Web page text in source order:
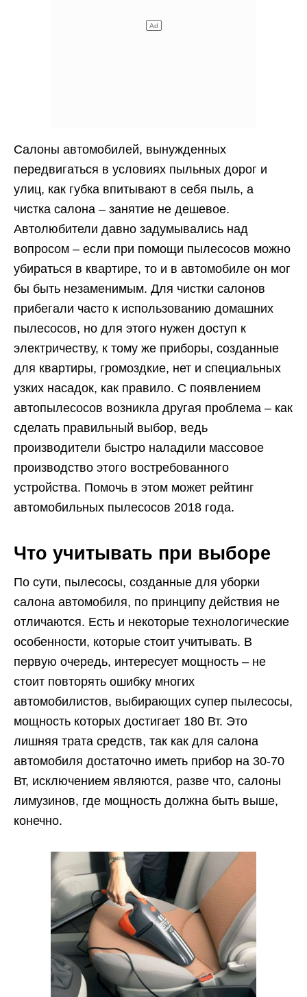
Салоны автомобилей, вынужденных
передвигаться в условиях пыльных дорог и
улиц, как губка впитывают в себя пыль, а
чистка салона – занятие не дешевое.
Автолюбители давно задумывались над
вопросом – если при помощи пылесосов можно
убираться в квартире, то и в автомобиле он мог
бы быть незаменимым. Для чистки салонов
прибегали часто к использованию домашних
пылесосов, но для этого нужен доступ к
электричеству, к тому же приборы, созданные
для квартиры, громоздкие, нет и специальных
узких насадок, как правило. С появлением
автопылесосов возникла другая проблема – как
сделать правильный выбор, ведь
производители быстро наладили массовое
производство этого востребованного
устройства. Помочь в этом может рейтинг
автомобильных пылесосов 2018 года.
Что учитывать при выборе
По сути, пылесосы, созданные для уборки
салона автомобиля, по принципу действия не
отличаются. Есть и некоторые технологические
особенности, которые стоит учитывать. В
первую очередь, интересует мощность – не
стоит повторять ошибку многих
автомобилистов, выбирающих супер пылесосы,
мощность которых достигает 180 Вт. Это
лишняя трата средств, так как для салона
автомобиля достаточно иметь прибор на 30-70
Вт, исключением являются, разве что, салоны
лимузинов, где мощность должна быть выше,
конечно.